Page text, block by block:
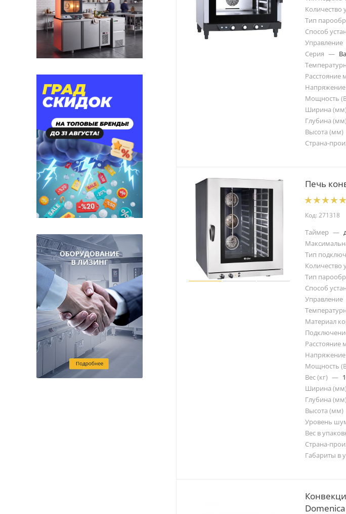
Количество
Тип
Способ
Управление
Серия —
Мощность
Ширина
Глубина
Высота (мм)
Страна-
Печь
Код: 271318
Таймер —
Тип
Количество
Тип
Способ
Управление
Материал
Мощность
Вес (кг) —
Ширина
Глубина
Высота (мм)
Уровень
Вес в
Страна-
Габариты в
Domenica